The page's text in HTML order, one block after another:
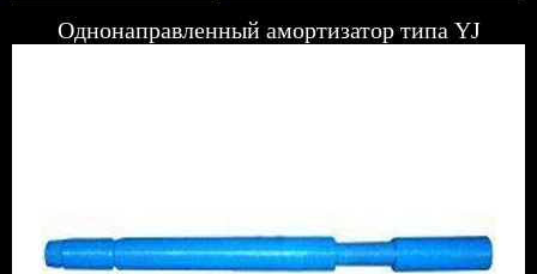
Однонаправленный амортизатор типа YJ